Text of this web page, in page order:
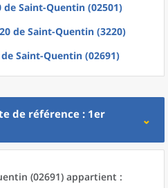
de Saint-Quentin (02501)
de Saint-Quentin (3220)
de Saint-Quentin (02691)
de référence : 1er
(02691) appartient :